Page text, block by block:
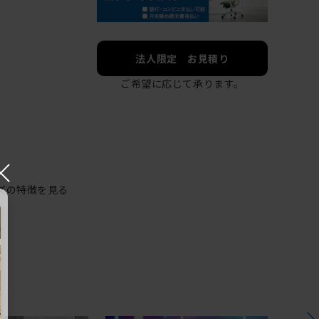
法人限定 お見積り
ご希望に応じて承ります。
の特徴を見る